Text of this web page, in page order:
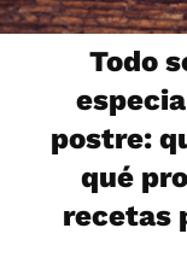
Todo
postre:
qué
recetas